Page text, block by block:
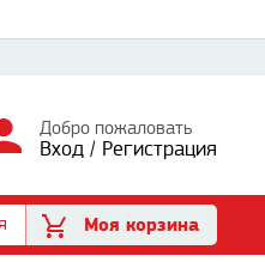
Добро пожаловать
Вход / Регистрация
Моя корзина